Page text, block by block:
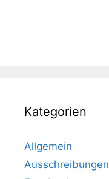
Kategorien
Allgemein
Ausschreibungen